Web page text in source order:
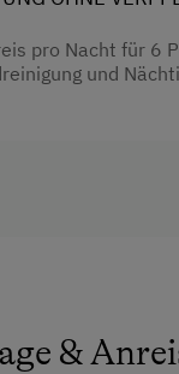
pro Nacht für 6
und
&